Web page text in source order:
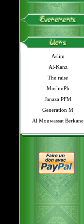
Aslim
Al-Kanz
The raise
MuslimPh
Janaza PFM
Generation M
Al Mouwassat Berkane